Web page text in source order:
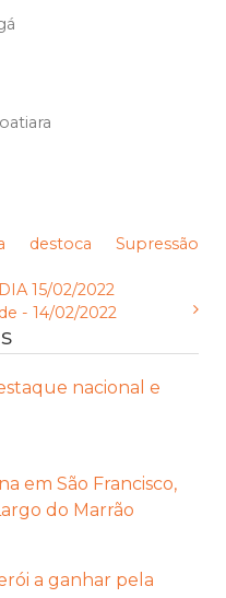
destoca
Supressão
15/02/2022
- 14/02/2022
nacional e
em São Francisco,
do Marrão
a ganhar pela